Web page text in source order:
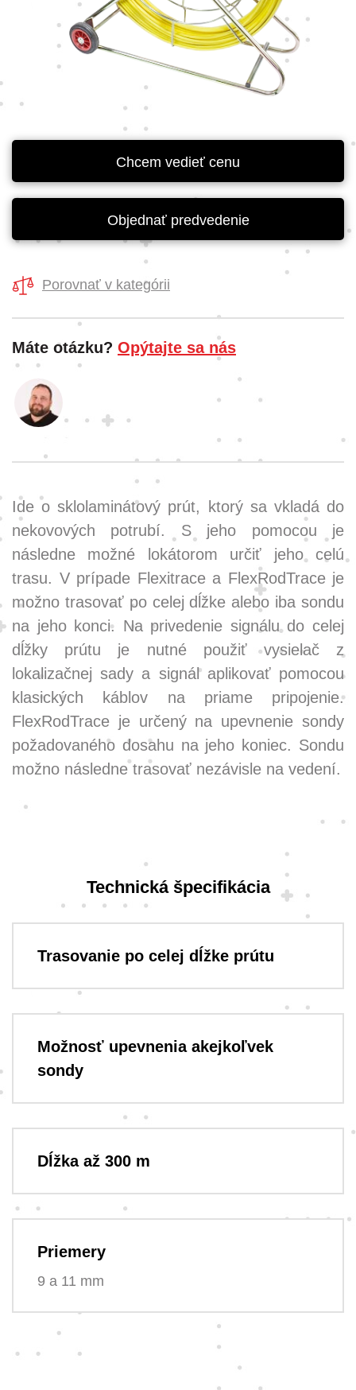
Chcem vedieť cenu
Objednať predvedenie
Porovnať v kategórii
Máte otázku? Opýtajte sa nás
Ide o sklolaminátový prút, ktorý sa vkladá do
nekovových potrubí. S jeho pomocou je
následne možné lokátorom určiť jeho celú
trasu. V prípade Flexitrace a FlexRodTrace je
možno trasovať po celej dĺžke alebo iba sondu
na jeho konci. Na privedenie signálu do celej
dĺžky prútu je nutné použiť vysielač z
lokalizačnej sady a signál aplikovať pomocou
klasických káblov na priame pripojenie.
FlexRodTrace je určený na upevnenie sondy
požadovaného dosahu na jeho koniec. Sondu
možno následne trasovať nezávisle na vedení.
Technická špecifikácia
Trasovanie po celej dĺžke prútu
Možnosť upevnenia akejkoľvek
sondy
Dĺžka až 300 m
Priemery
9 a 11 mm